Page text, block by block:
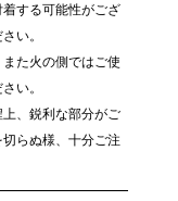
着する可能性がござ
い。
また火の側ではご使
い。
上、鋭利な部分がご
らぬ様、十分ご注